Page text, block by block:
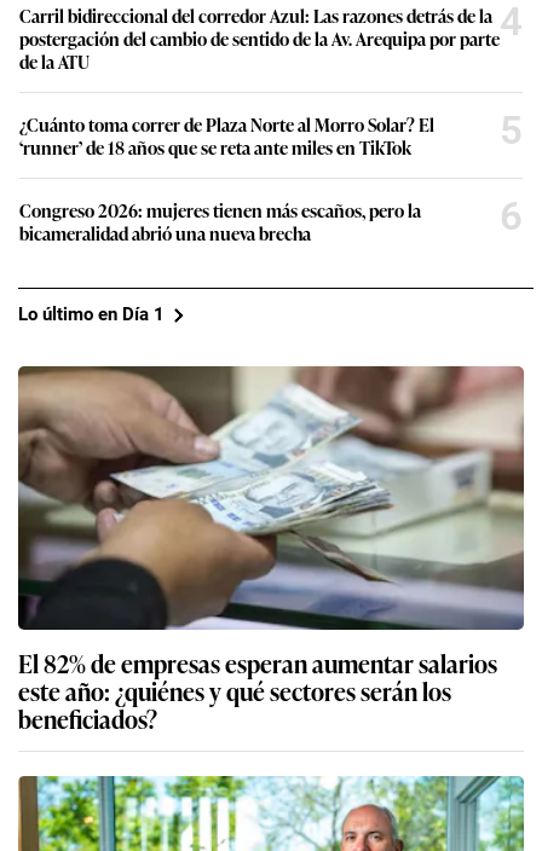
Carril bidireccional del corredor Azul: Las razones detrás de la
postergación del cambio de sentido de la Av. Arequipa por parte
de la ATU
4
¿Cuánto toma correr de Plaza Norte al Morro Solar? El
‘runner’ de 18 años que se reta ante miles en TikTok
5
Congreso 2026: mujeres tienen más escaños, pero la
bicameralidad abrió una nueva brecha
6
Lo último en Día 1
El 82% de empresas esperan aumentar salarios
este año: ¿quiénes y qué sectores serán los
beneficiados?